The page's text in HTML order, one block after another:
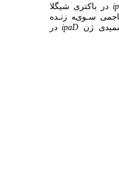
در ﺑﺎﮐﺘﺮی ﺷﯿﮕﻼ
ﺳـﻮیﻪ زﻧـﺪه
ژن ipaDدر